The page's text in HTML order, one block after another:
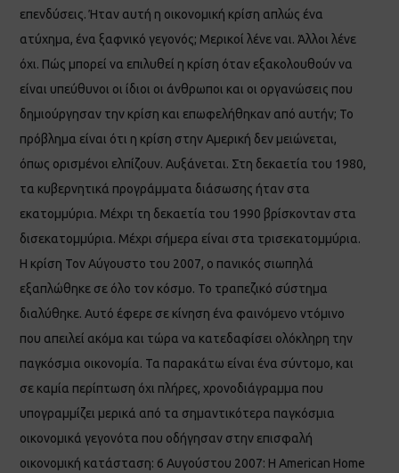
επενδύσεις. Ήταν αυτή η οικονομική κρίση απλώς ένα
ατύχημα, ένα ξαφνικό γεγονός; Μερικοί λένε ναι. Άλλοι λένε
όχι. Πώς μπορεί να επιλυθεί η κρίση όταν εξακολουθούν να
είναι υπεύθυνοι οι ίδιοι οι άνθρωποι και οι οργανώσεις που
δημιούργησαν την κρίση και επωφελήθηκαν από αυτήν; Το
πρόβλημα είναι ότι η κρίση στην Αμερική δεν μειώνεται,
όπως ορισμένοι ελπίζουν. Αυξάνεται. Στη δεκαετία του 1980,
τα κυβερνητικά προγράμματα διάσωσης ήταν στα
εκατομμύρια. Μέχρι τη δεκαετία του 1990 βρίσκονταν στα
δισεκατομμύρια. Μέχρι σήμερα είναι στα τρισεκατομμύρια.
Η κρίση Τον Αύγουστο του 2007, ο πανικός σιωπηλά
εξαπλώθηκε σε όλο τον κόσμο. Το τραπεζικό σύστημα
διαλύθηκε. Αυτό έφερε σε κίνηση ένα φαινόμενο ντόμινο
που απειλεί ακόμα και τώρα να κατεδαφίσει ολόκληρη την
παγκόσμια οικονομία. Τα παρακάτω είναι ένα σύντομο, και
σε καμία περίπτωση όχι πλήρες, χρονοδιάγραμμα που
υπογραμμίζει μερικά από τα σημαντικότερα παγκόσμια
οικονομικά γεγονότα που οδήγησαν στην επισφαλή
οικονομική κατάσταση: 6 Αυγούστου 2007: Η American Home